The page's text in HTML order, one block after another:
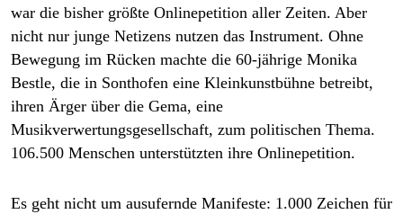
war die bisher größte Onlinepetition aller Zeiten. Aber
nicht nur junge Netizens nutzen das Instrument. Ohne
Bewegung im Rücken machte die 60-jährige Monika
Bestle, die in Sonthofen eine Kleinkunstbühne betreibt,
ihren Ärger über die Gema, eine
Musikverwertungsgesellschaft, zum politischen Thema.
106.500 Menschen unterstützten ihre Onlinepetition.
Es geht nicht um ausufernde Manifeste: 1.000 Zeichen für